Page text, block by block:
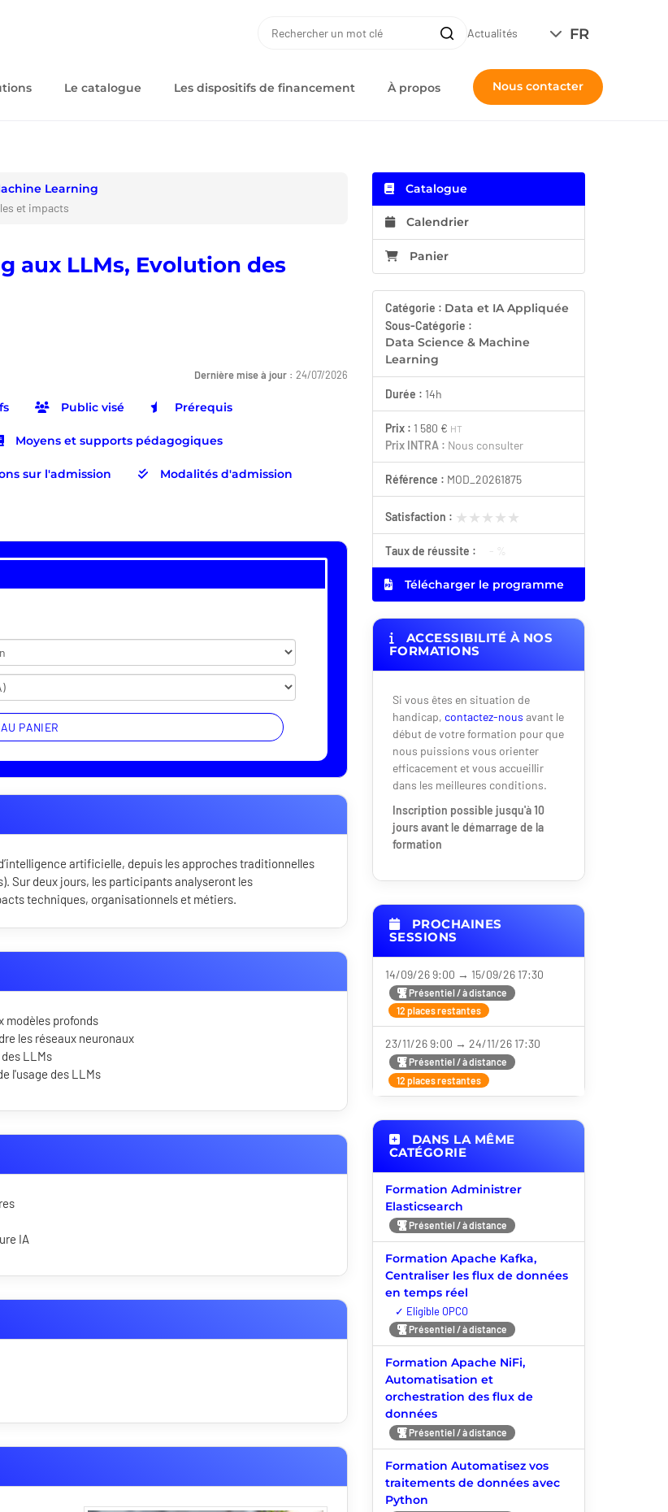
FR
RECHERCHE Recherche
Actualités
Le catalogue Les dispositifs de financement À propos Nous contacter
Learning
et impacts
aux LLMs, Evolution des
Dernière mise à jour : 24/07/2026
Public visé Prérequis
Moyens et supports pédagogiques
sur l'admission Modalités d'admission
PANIER
artificielle, depuis les approches traditionnelles
Sur deux jours, les participants analyseront les
techniques, organisationnels et métiers.
modèles profonds
les réseaux neuronaux
LLMs
l'usage des LLMs
IA
Catalogue
Calendrier
Panier
Catégorie : Data et IA Appliquée
Sous-Catégorie :
Data Science & Machine
Learning
Durée : 14h
Prix : 1 580 € HT
Prix INTRA : Nous consulter
Référence : MOD_20261875
Satisfaction : ★★★★★
★★★★★
Taux de réussite : - %
Télécharger le programme
ACCESSIBILITÉ À NOS
FORMATIONS
Si vous êtes en situation de
handicap, contactez-nous avant le
début de votre formation pour que
nous puissions vous orienter
efficacement et vous accueillir
dans les meilleures conditions.
Inscription possible jusqu'à 10
jours avant le démarrage de la
formation
PROCHAINES
SESSIONS
14/09/26 9:00 → 15/09/26 17:30
Présentiel / à distance
12 places restantes
23/11/26 9:00 → 24/11/26 17:30
Présentiel / à distance
12 places restantes
DANS LA MÊME
CATÉGORIE
Formation Administrer
Elasticsearch
Présentiel / à distance
Formation Apache Kafka,
Centraliser les flux de données
en temps réel
Présentiel / à distance
Formation Apache NiFi,
Automatisation et
orchestration des flux de
données
Présentiel / à distance
Formation Automatisez vos
traitements de données avec
Python